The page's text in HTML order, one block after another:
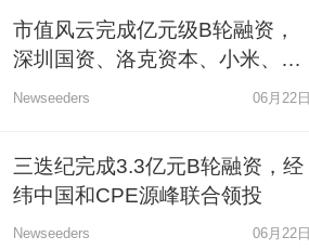
市值风云完成亿元级B轮融资，
深圳国资、洛克资本、小米、新
浪战略入股
Newseeders 06月22日
三迭纪完成3.3亿元B轮融资，经
纬中国和CPE源峰联合领投
Newseeders 06月22日